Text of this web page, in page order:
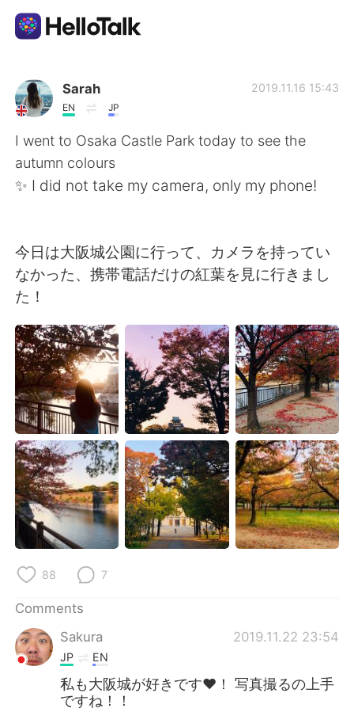
Language Exchange App
AI Grammar Checker
English
Español العربية
日本語 한국어
Русский ไทย
Indonesia Italiano
Türkçe Tiếng Việt
Português
Sarah
EN JP
2019.11.16 15:43
I went to Osaka Castle Park today to see the
autumn colours
✨ I did not take my camera, only my phone!
今日は大阪城公園に行って、カメラを持ってい
なかった、携帯電話だけの紅葉を見に行きまし
た！
88 7
Comments
Sakura
2019.11.22 23:54
JP EN
私も大阪城が好きです♥️！ 写真撮るの上手
ですね！！